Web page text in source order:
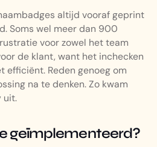
altijd vooraf geprint
Soms wel meer dan 900
voor zowel het team
de klant, want het inchecken
efficiënt. Reden genoeg om
na te denken. Zo kwam
uit.
geïmplementeerd?